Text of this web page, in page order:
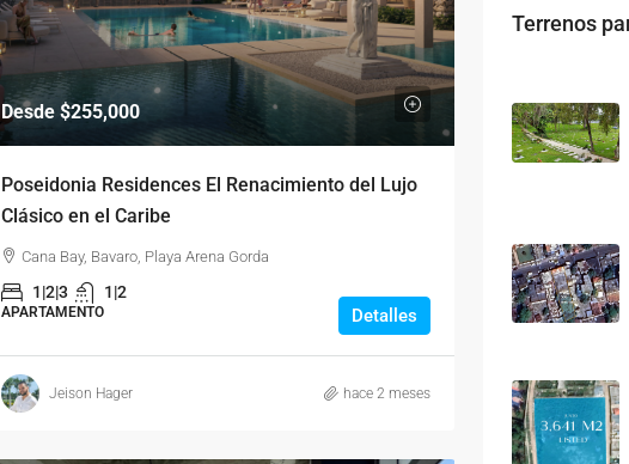
Desde $255,000
Poseidonia Residences El Renacimiento del Lujo
Clásico en el Caribe
Cana Bay, Bavaro, Playa Arena Gorda
1|2|3 1|2
APARTAMENTO Detalles
Jeison Hager hace 2 meses
Terrenos